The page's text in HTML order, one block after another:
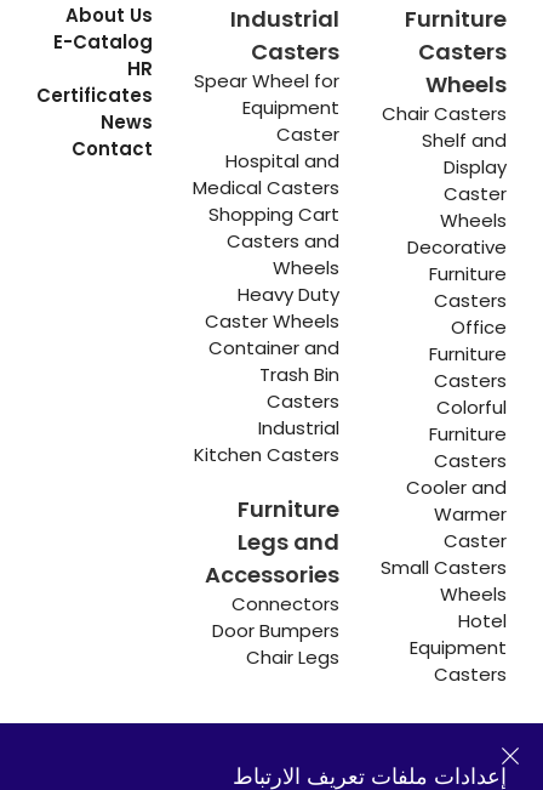
Furniture
Casters
Wheels
Chair Casters
Shelf and
Display
Caster
Wheels
Decorative
Furniture
Casters
Office
Furniture
Casters
Colorful
Furniture
Casters
Cooler and
Warmer
Caster
Small Casters
Wheels
Hotel
Equipment
Casters
Industrial
Casters
Spear Wheel for
Equipment
Caster
Hospital and
Medical Casters
Shopping Cart
Casters and
Wheels
Heavy Duty
Caster Wheels
Container and
Trash Bin
Casters
Industrial
Kitchen Casters
Furniture
Legs and
Accessories
Connectors
Door Bumpers
Chair Legs
About Us
E-Catalog
HR
Certificates
News
Contact
Hadımköy المصنع:
Atatürk Industrial Zone,إعدادات ملفات تعريف الارتباط